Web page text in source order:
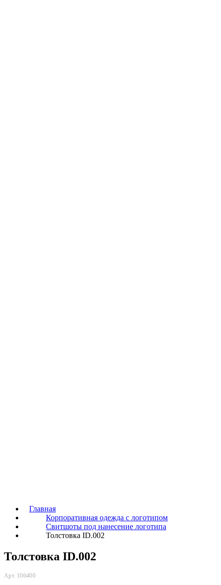
Главная
Корпоративная одежда с логотипом
Свитшоты под нанесение логотипа
Толстовка ID.002
Толстовка ID.002
Арт. 106400